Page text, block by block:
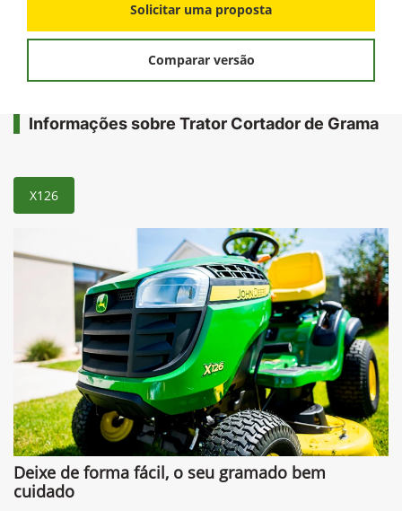
Solicitar uma proposta
Comparar versão
Informações sobre Trator Cortador de Grama
X126
Deixe de forma fácil, o seu gramado bem
cuidado